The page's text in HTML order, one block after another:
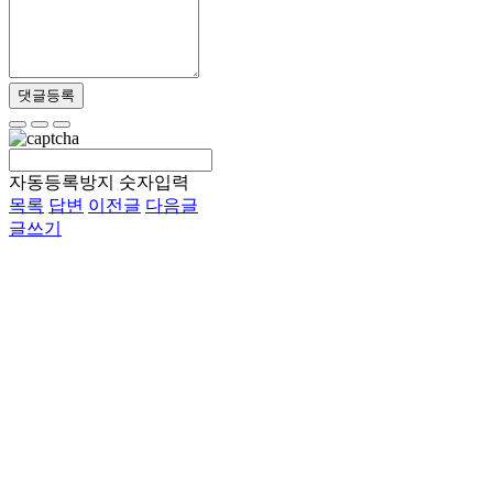
댓글등록
자동등록방지 숫자입력
목록 답변 이전글 다음글
글쓰기